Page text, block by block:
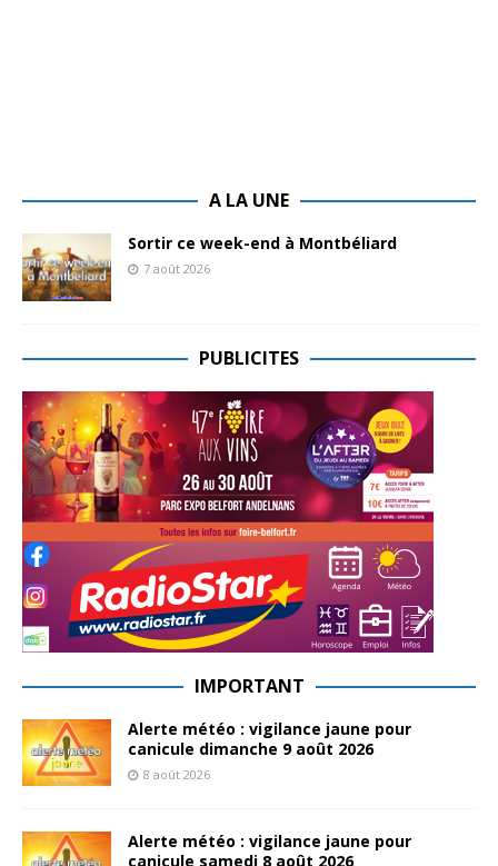
A LA UNE
Sortir ce week-end à Montbéliard
7 août 2026
PUBLICITES
IMPORTANT
Alerte météo : vigilance jaune pour
canicule dimanche 9 août 2026
8 août 2026
Alerte météo : vigilance jaune pour
canicule samedi 8 août 2026